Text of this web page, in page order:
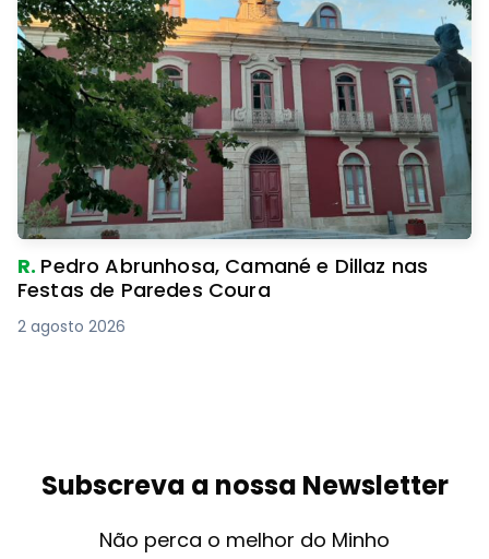
R. Pedro Abrunhosa, Camané e Dillaz nas
Festas de Paredes Coura
2 agosto 2026
Subscreva a nossa Newsletter
Não perca o melhor do Minho